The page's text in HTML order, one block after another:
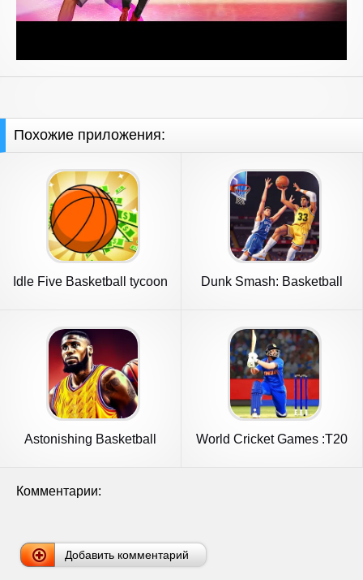
Похожие приложения:
Idle Five Basketball tycoon
Dunk Smash: Basketball
Astonishing Basketball
World Cricket Games :T20
Комментарии:
Добавить комментарий